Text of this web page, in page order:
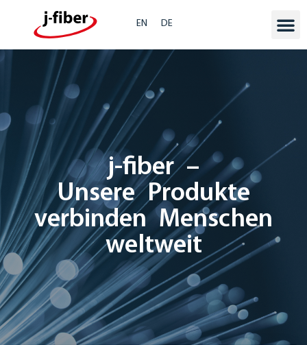
EN DE
j-fiber –
Unsere Produkte
verbinden Menschen
weltweit